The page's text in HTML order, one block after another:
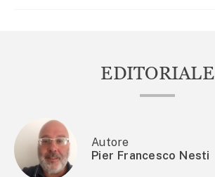
EDITORIALE
Autore
Pier Francesco Nesti